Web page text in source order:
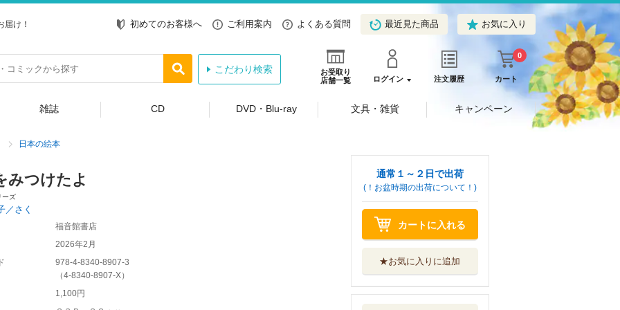
け！ 初めてのお客様へ ご利用案内 よくある質問 最近見た商品 お気に入り
お受取り
店舗一覧
ログイン 注文履歴 カート
0
こだわり検索
雑誌 CD DVD・Blu-ray 文具・雑貨 キャンペーン
日本の絵本
みつけたよ
ーズ
／さく
福音館書店
2026年2月
978-4-8340-8907-3
（4-8340-8907-X）
1,100円
通常１～２日で出荷
(！お盆時期の出荷について！)
カートに入れる
★お気に入りに追加
五十八歳、山の家
で猫と暮らす